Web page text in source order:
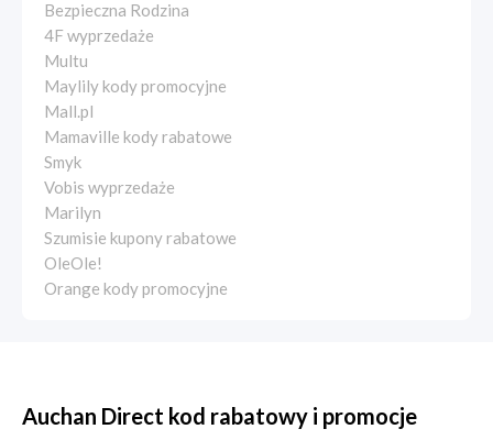
Bezpieczna Rodzina
4F wyprzedaże
Multu
Maylily kody promocyjne
Mall.pl
Mamaville kody rabatowe
Smyk
Vobis wyprzedaże
Marilyn
Szumisie kupony rabatowe
OleOle!
Orange kody promocyjne
Auchan Direct kod rabatowy i promocje